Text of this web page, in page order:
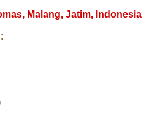
Malang, Jatim, Indonesia